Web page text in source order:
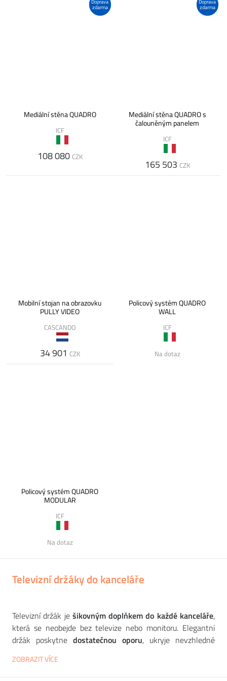
Doprava
zdarma
Mediální stěna QUADRO
ICF
108 080 CZK
Doprava
zdarma
Mediální stěna QUADRO s
čalouněným panelem
ICF
165 503 CZK
Mobilní stojan na obrazovku
PULLY VIDEO
CASCANDO
34 901 CZK
Policový systém QUADRO
WALL
ICF
Na dotaz
Policový systém QUADRO
MODULAR
ICF
Na dotaz
Televizní držáky do kanceláře
Televizní držák je šikovným doplňkem do každé kanceláře,
která se neobejde bez televize nebo monitoru. Elegantní
držák poskytne dostatečnou oporu, ukryje nevzhledné
Vyberte si ten váš od
ZOBRAZIT VÍCE